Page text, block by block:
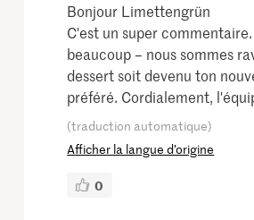
Bonjour Limettengrün
C'est un super
beaucoup – nous sommes
dessert soit devenu ton
préféré. Cordialement,
(traduction automatique)
Afficher la langue d’origine
0